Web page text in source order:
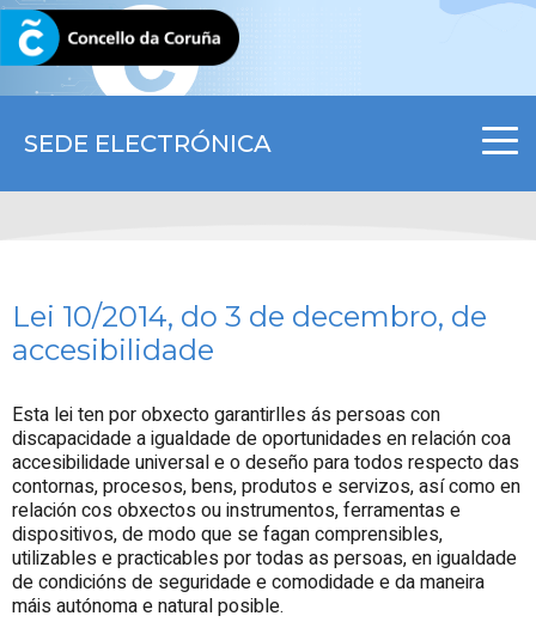
SEDE ELECTRÓNICA
CORUNA.GAL
Lei 10/2014, do 3 de decembro, de
accesibilidade
Esta lei ten por obxecto garantirlles ás persoas con
discapacidade a igualdade de oportunidades en relación coa
accesibilidade universal e o deseño para todos respecto das
contornas, procesos, bens, produtos e servizos, así como en
relación cos obxectos ou instrumentos, ferramentas e
dispositivos, de modo que se fagan comprensibles,
utilizables e practicables por todas as persoas, en igualdade
de condicións de seguridade e comodidade e da maneira
máis autónoma e natural posible.